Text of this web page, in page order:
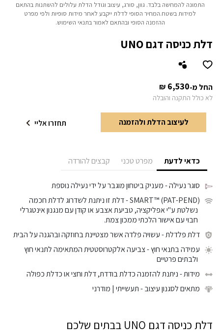
דלת כניסה דגם UNO
החל מ- ₪ 6,530
לא כולל התקנה והובלה
לעיצוב הדלת ולהזמנה תחזרו אליי
כדאי לדעת מפרט טכני קבצים להורדה
סוגר נעילה- מעניק ביטחון מוגבר על ידי נעילה נוספת
SMART™ (PAT-PEND)- דלת זו ניתנת לשדרוג לדלת חכמה
נשלטת ע"י אפליקציה, טביעת אצבע או קודן עם מנגנון אינטגרלי
חבוי עם אישור הלכתי ממכון צמת.
דלת פלדלת- עשויה פלדה אשר מצטיינת בחוזקה ובהגנה על הבית
עמידה בתנאי חוץ- צביעה אלקטרוסטטית המתאימה לתנאי חוץ
ולבתים פרטיים
מידות- ניתנת להזמנה כדלת בודדת, דלת וחצי או כדלת כפולה
מתאים לסגנון עיצוב- תעשייתי | מודרני
התמונה להמחשה בלבד.גוון, סורג, עיצוב וגודל הדלת עלולים להשתנות בהתאם
למידות בשטח.המחיר הסופי לדלת ייקבע לאחר מידות סופיות ולפי מפרט
ההזמנה הסופי ובהתאם לאמור בתנאי השימוש.
דלת כניסה דגם UNO בבתים שלכם